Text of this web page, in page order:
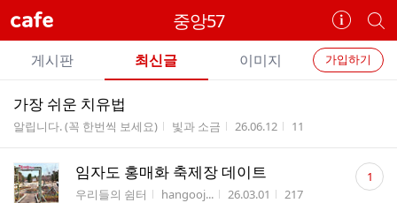
cafe 중앙57
카
페
정
보
개
별
카
페
카
페
메
뉴
가입하기
게시판 최신글 이미지
체
글
리
가장 쉬운 치유법
게시판명
알립니다. (꼭 한번씩 보세요) 작성자
빛과 소금 작성시간
26.06.12 조회수
11
임자도 홍매화 축제장 데이트
게시판명
우리들의 쉼터 작성자
hangooj... 작성시간
26.03.01 조회수
217
댓
글 1